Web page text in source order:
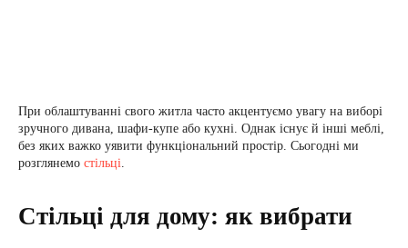
При облаштуванні свого житла часто акцентуємо увагу на виборі
зручного дивана, шафи-купе або кухні. Однак існує й інші меблі,
без яких важко уявити функціональний простір. Сьогодні ми
розглянемо стільці.
Стільці для дому: як вибрати